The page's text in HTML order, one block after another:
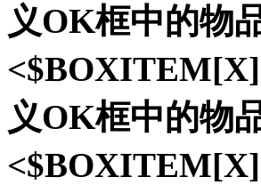
义OK框中的物
义OK框中的物